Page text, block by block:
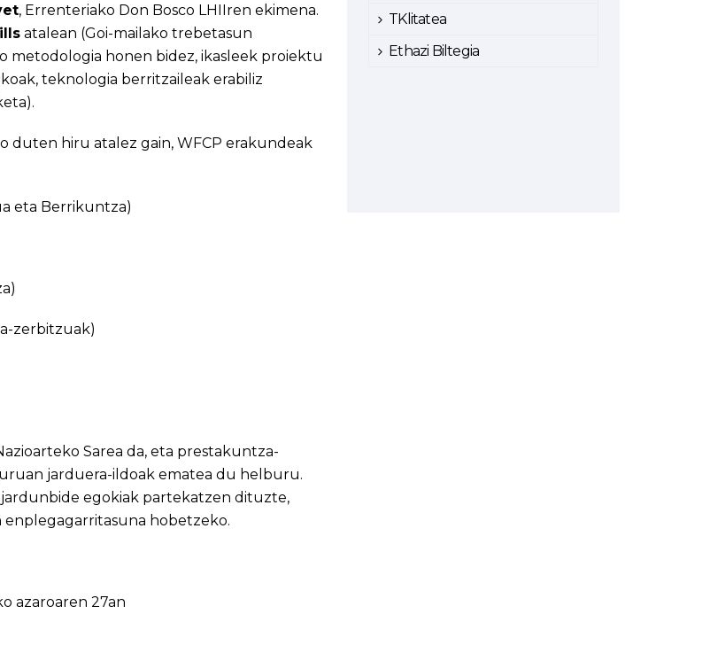
, Errenteriako Don Bosco LHIIren ekimena.
atalean (Goi-mailako trebetasun
metodologia honen bidez, ikasleek proiektu
teknologia berritzaileak erabiliz
duten hiru atalez gain, WFCP erakundeak
eta Berrikuntza)
zerbitzuak)
Sarea da, eta prestakuntza-
jarduera-ildoak ematea du helburu.
egokiak partekatzen dituzte,
hobetzeko.
azaroaren 27an
TKlitatea
Ethazi Biltegia